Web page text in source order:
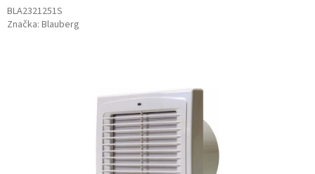
BLA2321251S
Značka: Blauberg